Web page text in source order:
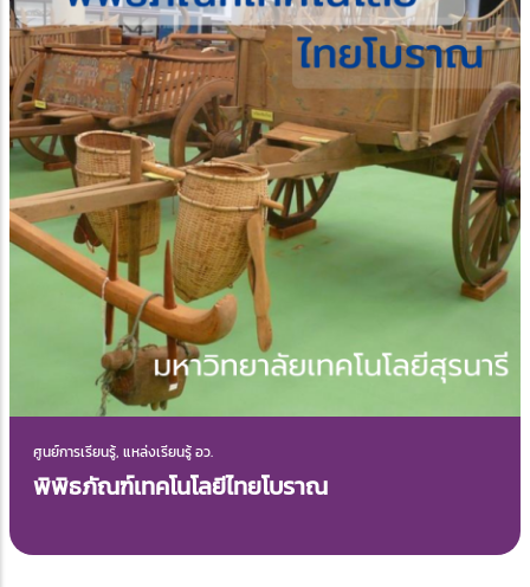
ศูนย์การเรียนรู้, แหล่งเรียนรู้ อว.
พิพิธภัณฑ์เทคโนโลยีไทยโบราณ